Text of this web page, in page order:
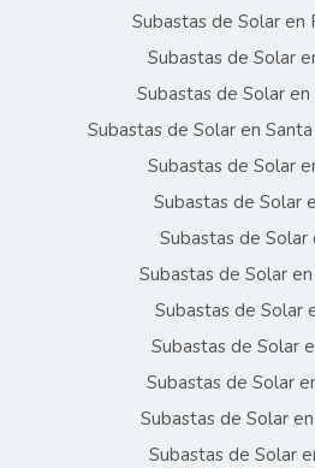
Subastas de Solar en
Subastas de Solar
Subastas de Solar en
Subastas de Solar en
Subastas de Solar
Subastas de Solar
Subastas de Solar
Subastas de Solar
Subastas de Solar
Subastas de Solar
Subastas de Solar
Subastas de Solar
Subastas de Solar